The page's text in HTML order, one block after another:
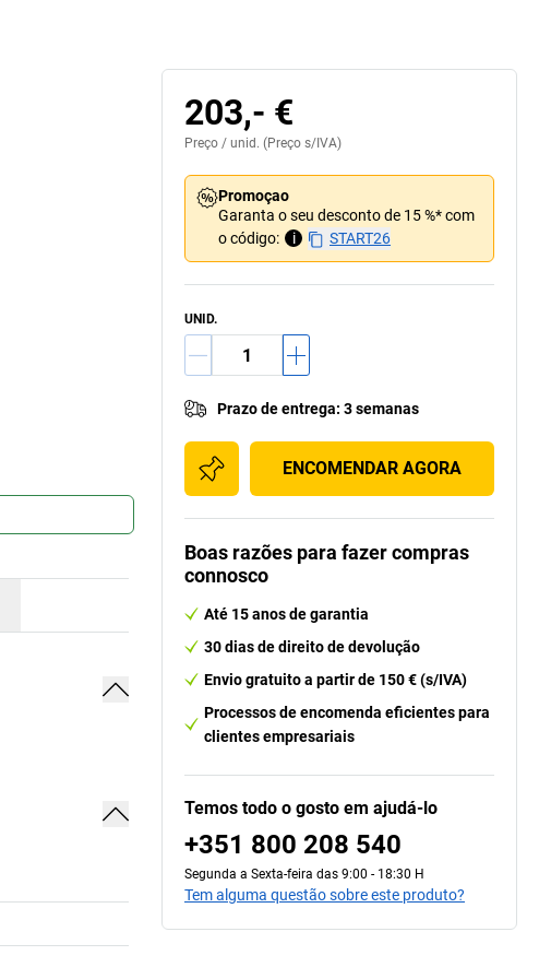
203,- €
Preço / unid. (Preço s/IVA)
Promoçao
Garanta o seu desconto de 15 %* com
o código:
i START26
UNID.
Prazo de entrega: 3 semanas
ENCOMENDAR AGORA
Boas razões para fazer compras
connosco
Até 15 anos de garantia
30 dias de direito de devolução
Envio gratuito a partir de 150 € (s/IVA)
Processos de encomenda eficientes para
clientes empresariais
Temos todo o gosto em ajudá-lo
+351 800 208 540
Segunda a Sexta-feira das 9:00 - 18:30 H
Tem alguma questão sobre este produto?